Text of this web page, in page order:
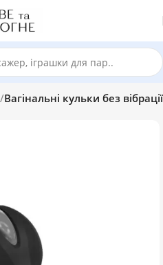
Вагінальні кульки без вібрації